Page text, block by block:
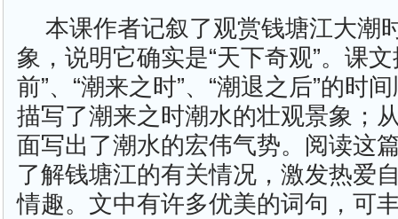
本课作者记叙了观赏钱塘江大潮
象，说明它确实是“天下奇观”。课
前”、“潮来之时”、“潮退之后”的时
描写了潮来之时潮水的壮观景象；
面写出了潮水的宏伟气势。阅读这
了解钱塘江的有关情况，激发热爱
情趣。文中有许多优美的词句，可